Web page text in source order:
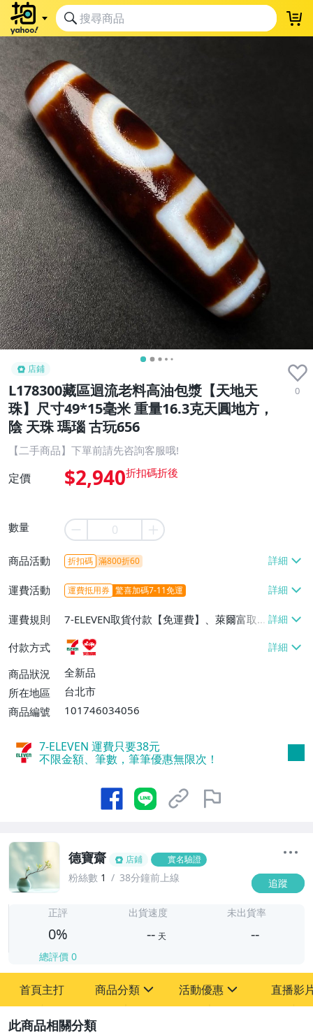
店鋪
L178300藏區迴流老料高油包漿【天地天
珠】尺寸49*15毫米 重量16.3克天圓地方，
陰 天珠 瑪瑙 古玩656
0
【二手商品】下單前請先咨詢客服哦!
定價 $2,940
數量
商品活動 折扣碼 滿800折60
運費活動 運費抵用券 驚喜加碼7-11免運
運費規則
7-ELEVEN取貨付款【免運費】、萊爾富取
貨付款【免運費】
付款方式
商品狀況
全新品
所在地區
台北市
商品編號
101746034056
7-ELEVEN 運費只要38元
不限金額、筆數，筆筆優惠無限次！
德寶齋 店鋪 實名驗證
粉絲數 1 38分鐘前上線 追蹤
-
正評
0%
總評價 0
出貨速度
-- 天
未出貨率
--
首頁主打 商品分類
其它
活動優惠
[全店] 追蹤本賣場立減60元【粉絲轉享】
直播影